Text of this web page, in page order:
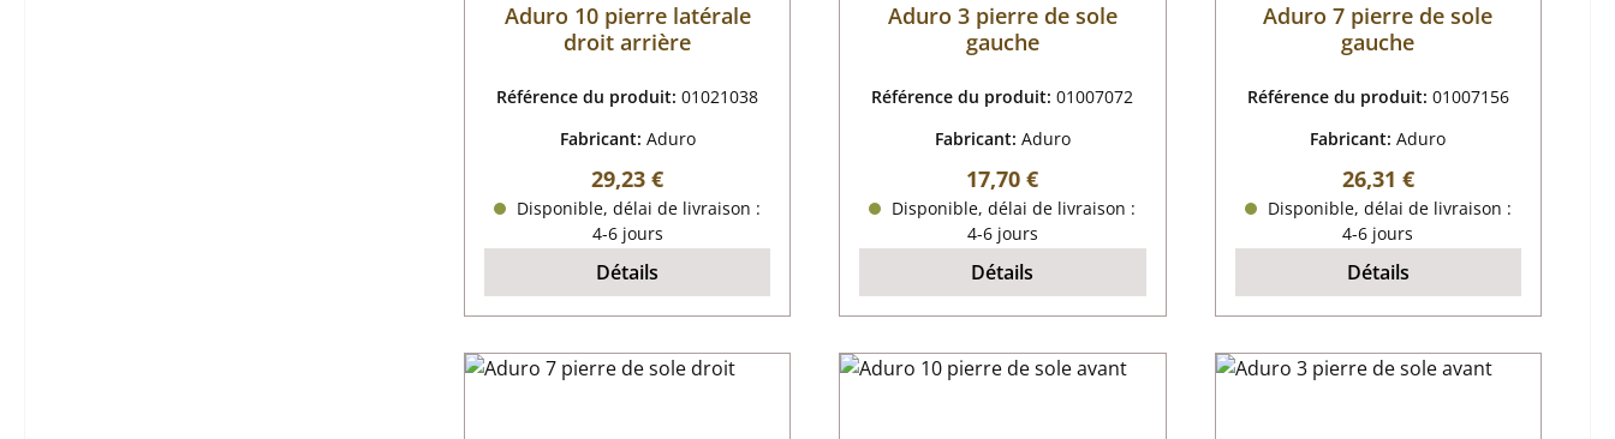
Aduro 10 pierre latérale
droit arrière
Référence du produit:01021038
Fabricant: Aduro
Prix régulier :
29,23 €
Disponible, délai de livraison :
4-6 jours
Détails
Aduro 3 pierre de sole
gauche
Référence du produit:01007072
Fabricant: Aduro
Prix régulier :
17,70 €
Disponible, délai de livraison :
4-6 jours
Détails
Aduro 7 pierre de sole
gauche
Référence du produit: 01007156
Fabricant:Aduro
Prix régulier :
26,31 €
Disponible, délai de livraison :
4-6 jours
Détails